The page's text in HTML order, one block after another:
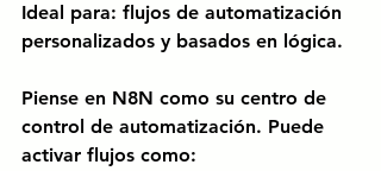
Ideal para: flujos de automatización
personalizados y basados en lógica.
Piense en N8N como su centro de
control de automatización. Puede
activar flujos como: